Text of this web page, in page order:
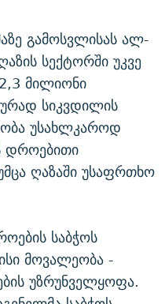
გამოსვლისას ალ-
სექტორში უკვე
მილიონი
სიკვდილის
უსახლკაროდ
დროებითი
ღაზაში უსაფრთხო
საბჭოს
მოვალეობა -
უზრუნველყოფა.